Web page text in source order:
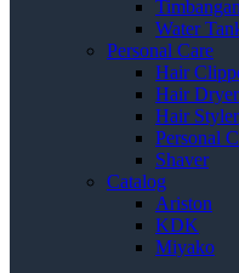
Water
Personal Care
Hair
Hair Dryer
Hair Styler
Personal
Shaver
Catalog
Ariston
KDK
Miyako